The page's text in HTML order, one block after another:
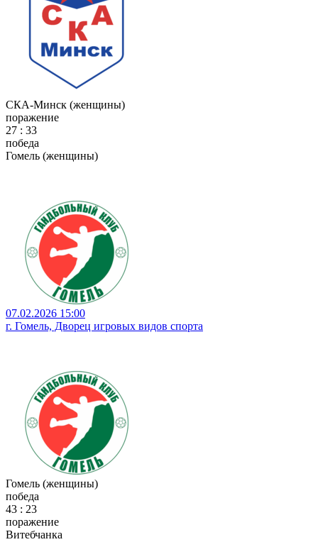
СКА-Минск (женщины)
поражение
27 : 33
победа
Гомель (женщины)
07.02.2026 15:00
г. Гомель, Дворец игровых видов спорта
Гомель (женщины)
победа
43 : 23
поражение
Витебчанка